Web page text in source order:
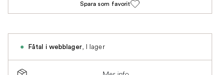
Spara som favorit
Fåtal i webblager, I lager